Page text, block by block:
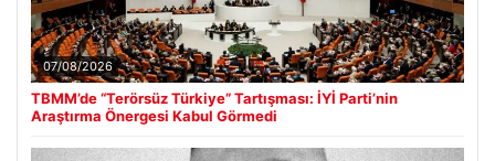
07/08/2026
TBMM’de “Terörsüz Türkiye” Tartışması: İYİ Parti’nin
Araştırma Önergesi Kabul Görmedi